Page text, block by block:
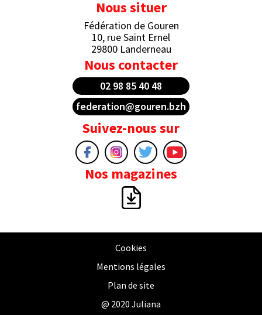
Nous situer
Fédération de Gouren
10, rue Saint Ernel
29800 Landerneau
Nous contacter
02 98 85 40 48
federation@gouren.bzh
Suivez-nous sur
Nos magazines
Cookies
Mentions légales
Plan de site
@ 2020 Juliana